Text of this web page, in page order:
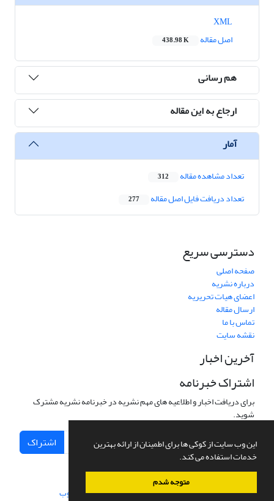
این وب سایت از کوکی ها برای اطمینان از ارائه بهترین
خدمات استفاده می کند.
متوجه شدم
اصل مقاله
438.98 K
هم رسانی
ارجاع به این مقاله
آمار
تعداد مشاهده مقاله 312
تعداد دریافت فایل اصل مقاله 277
دسترسی سریع
صفحه اصلی
درباره نشریه
اعضای هیات تحریریه
ارسال مقاله
تماس با ما
نقشه سایت
آخرین اخبار
اشتراک خبرنامه
برای دریافت اخبار و اطلاعیه های مهم نشریه در خبرنامه نشریه مشترک
شوید.
اشتراک
سامانه مدیریت نشریات علمی.طراحی و پیاده سازی از سیناوب